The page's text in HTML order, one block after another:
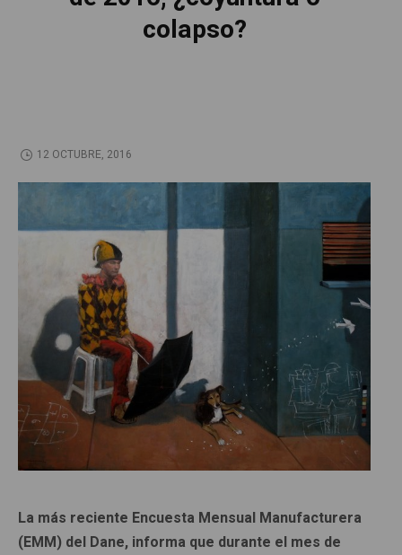
colapso?
12 OCTUBRE, 2016
La más reciente Encuesta Mensual Manufacturera
(EMM) del Dane, informa que durante el mes de